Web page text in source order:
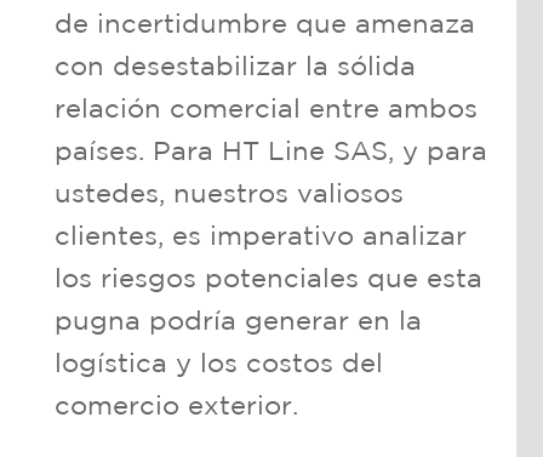
de incertidumbre que amenaza
con desestabilizar la sólida
relación comercial entre ambos
países. Para HT Line SAS, y para
ustedes, nuestros valiosos
clientes, es imperativo analizar
los riesgos potenciales que esta
pugna podría generar en la
logística y los costos del
comercio exterior.